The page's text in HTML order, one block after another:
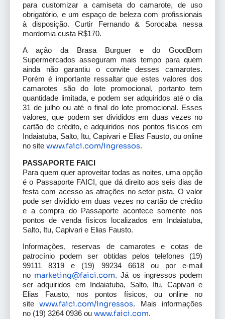
para customizar a camiseta do camarote, de uso
obrigatório, e um espaço de beleza com profissionais
à disposição. Curtir Fernando & Sorocaba nessa
mordomia custa R$170.
A ação da Brasa Burguer e do GoodBom
Supermercados asseguram mais tempo para quem
ainda não garantiu o convite desses camarotes.
Porém é importante ressaltar que estes valores dos
camarotes são do lote promocional, portanto tem
quantidade limitada, e podem ser adquiridos até o dia
31 de julho ou até o final do lote promocional. Esses
valores, que podem ser divididos em duas vezes no
cartão de crédito, e adquiridos nos pontos físicos em
Indaiatuba, Salto, Itu, Capivari e Elias Fausto, ou online
no site www.faici.com/ingressos.
PASSAPORTE FAICI
Para quem quer aproveitar todas as noites, uma opção
é o Passaporte FAICI, que dá direito aos seis dias de
festa com acesso as atrações no setor pista. O valor
pode ser dividido em duas vezes no cartão de crédito
e a compra do Passaporte acontece somente nos
pontos de venda físicos localizados em Indaiatuba,
Salto, Itu, Capivari e Elias Fausto.
Informações, reservas de camarotes e cotas de
patrocínio podem ser obtidas pelos telefones (19)
99111 8319 e (19) 99234 6618 ou por e-mail
no marketing@faici.com. Já os ingressos podem
ser adquiridos em Indaiatuba, Salto, Itu, Capivari e
Elias Fausto, nos pontos físicos, ou online no
sitewww.faici.com/ingressos. Mais informações
no (19) 3264 0936 ou www.faici.com.